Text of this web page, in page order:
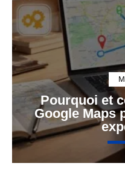
Pourquoi et
Google Maps